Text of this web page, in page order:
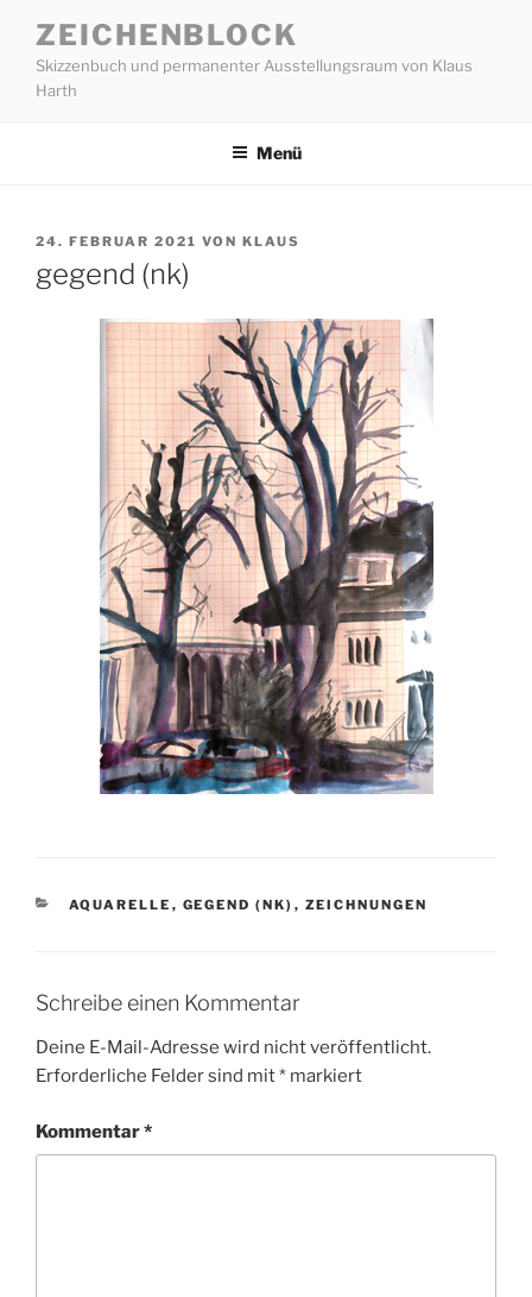
Inhalt
springen
ZEICHENBLOCK
Skizzenbuch und permanenter Ausstellungsraum von Klaus
Harth
Menü
VERÖFFENTLICHT
24. FEBRUAR 2021 VON KLAUS
gegend (nk)
KATEGORIEN
AQUARELLE , GEGEND (NK) , ZEICHNUNGEN
Schreibe einen Kommentar
Deine E-Mail-Adresse wird nicht veröffentlicht.
Erforderliche Felder sind mit* markiert
Kommentar*